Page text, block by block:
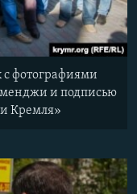
фотографиями
и подписью
Кремля»